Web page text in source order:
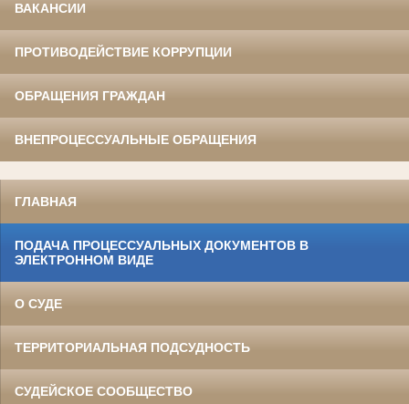
ВАКАНСИИ
ПРОТИВОДЕЙСТВИЕ КОРРУПЦИИ
ОБРАЩЕНИЯ ГРАЖДАН
ВНЕПРОЦЕССУАЛЬНЫЕ ОБРАЩЕНИЯ
ГЛАВНАЯ
ПОДАЧА ПРОЦЕССУАЛЬНЫХ ДОКУМЕНТОВ В
ЭЛЕКТРОННОМ ВИДЕ
О СУДЕ
ТЕРРИТОРИАЛЬНАЯ ПОДСУДНОСТЬ
СУДЕЙСКОЕ СООБЩЕСТВО